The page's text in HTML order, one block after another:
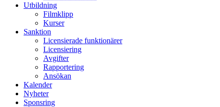
Utbildning
Filmklipp
Kurser
Sanktion
Licensierade funktionärer
Licensiering
Avgifter
Rapportering
Ansökan
Kalender
Nyheter
Sponsring